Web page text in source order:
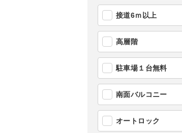
接道6ｍ以上
高層階
駐車場１台無料
南面バルコニー
オートロック